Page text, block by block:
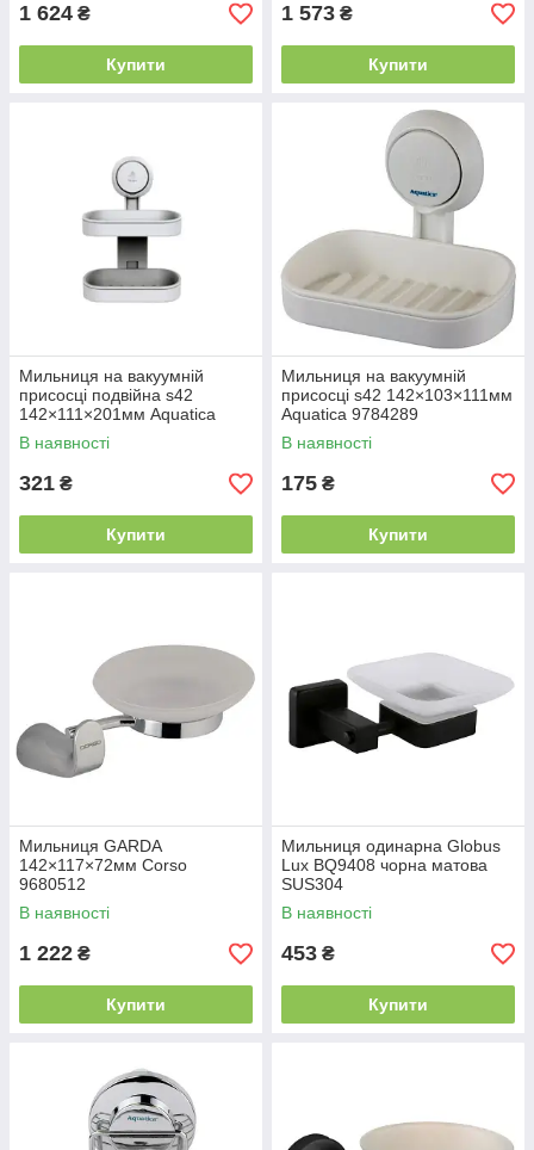
1 624 ₴
Купити
1 573 ₴
Купити
Мильниця на вакуумній
присосці подвійна s42
142×111×201мм Aquatica
9784290
В наявності
321 ₴
Купити
Мильниця на вакуумній
присосці s42 142×103×111мм
Aquatica 9784289
В наявності
175 ₴
Купити
Мильниця GARDA
142×117×72мм Corso
9680512
В наявності
1 222 ₴
Купити
Мильниця одинарна Globus
Lux BQ9408 чорна матова
SUS304
В наявності
453 ₴
Купити